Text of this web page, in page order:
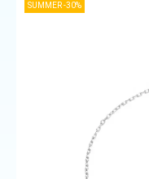
SUMMER -30%